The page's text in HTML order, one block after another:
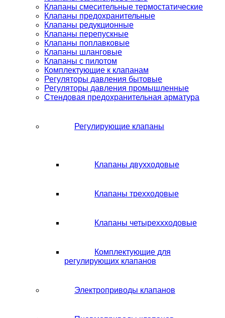
Клапаны смесительные термостатические
Клапаны предохранительные
Клапаны редукционные
Клапаны перепускные
Клапаны поплавковые
Клапаны шланговые
Клапаны с пилотом
Комплектующие к клапанам
Регуляторы давления бытовые
Регуляторы давления промышленные
Стендовая предохранительная арматура
Регулирующие клапаны
Клапаны двухходовые
Клапаны трехходовые
Клапаны четыреххходовые
Комплектующие для
регулирующих клапанов
Электроприводы клапанов